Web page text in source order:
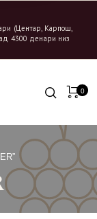
(Центар, Карпош,
4300 денари низ
0